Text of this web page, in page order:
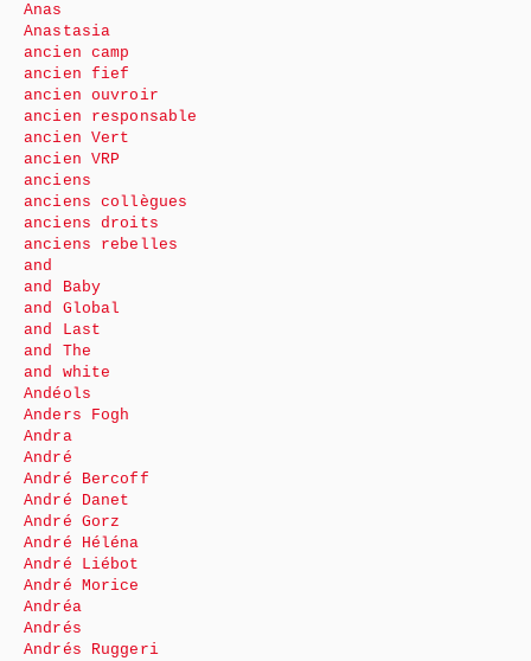
Anas
Anastasia
ancien camp
ancien fief
ancien ouvroir
ancien responsable
ancien Vert
ancien VRP
anciens
anciens collègues
anciens droits
anciens rebelles
and
and Baby
and Global
and Last
and The
and white
Andéols
Anders Fogh
Andra
André
André Bercoff
André Danet
André Gorz
André Héléna
André Liébot
André Morice
Andréa
Andrés
Andrés Ruggeri